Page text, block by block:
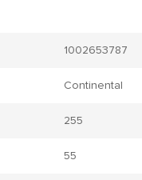
1002653787
Continental
255
55